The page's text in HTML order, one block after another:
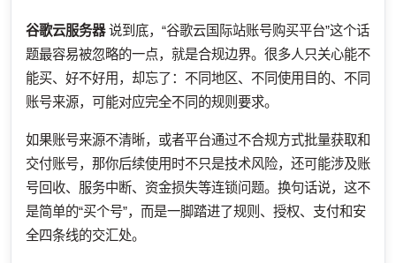
谷歌云服务器说到底，“谷歌云国际站账号购买平台”这个话
题最容易被忽略的一点，就是合规边界。很多人只关心能不
能买、好不好用，却忘了：不同地区、不同使用目的、不同
账号来源，可能对应完全不同的规则要求。
如果账号来源不清晰，或者平台通过不合规方式批量获取和
交付账号，那你后续使用时不只是技术风险，还可能涉及账
号回收、服务中断、资金损失等连锁问题。换句话说，这不
是简单的“买个号”，而是一脚踏进了规则、授权、支付和安
全四条线的交汇处。